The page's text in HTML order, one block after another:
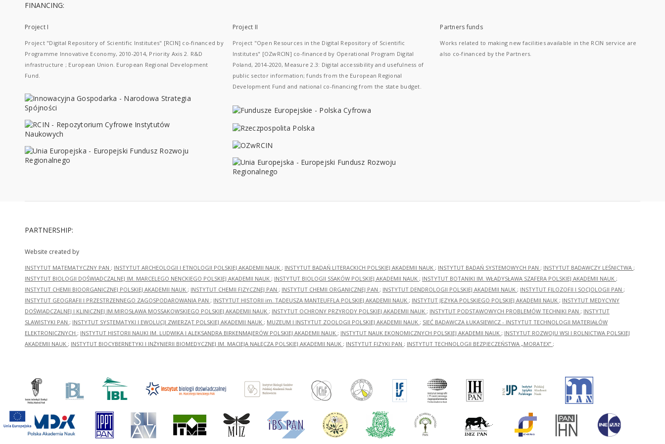
FINANCING:
Project I
Project "Digital Repository of Scientific Institutes" [RCIN] co-financed by
Programme Innovative Economy, 2010-2014, Priority Axis 2. R&D
infrastructure ; European Union. European Regional Development
Fund.
Project II
Project "Open Resources in the Digital Repository of Scientific
Institutes" [OZwRCIN] co-financed by Operational Program Digital
Poland, 2014-2020, Measure 2.3: Digital accessibility and usefulness of
public sector information; funds from the European Regional
Development Fund and national co-financing from the state budget.
Partners funds
Works related to making new facilities available in the RCIN service are
also co-financed by the Partners.
PARTNERSHIP:
Website created by
INSTYTUT MATEMATYCZNY PAN ; INSTYTUT ARCHEOLOGII I ETNOLOGII POLSKIEJ AKADEMII NAUK ; INSTYTUT BADAŃ LITERACKICH POLSKIEJ AKADEMII NAUK ; INSTYTUT BADAŃ SYSTEMOWYCH PAN ; INSTYTUT BADAWCZY LEŚNICTWA ;
INSTYTUT BIOLOGII DOŚWIADCZALNEJ IM. MARCELEGO NENCKIEGO POLSKIEJ AKADEMII NAUK ; INSTYTUT BIOLOGII SSAKÓW POLSKIEJ AKADEMII NAUK ; INSTYTUT BOTANIKI IM. WŁADYSŁAWA SZAFERA POLSKIEJ AKADEMII NAUK ;
INSTYTUT CHEMII BIOORGANICZNEJ POLSKIEJ AKADEMII NAUK ; INSTYTUT CHEMII FIZYCZNEJ PAN ; INSTYTUT CHEMII ORGANICZNEJ PAN ; INSTYTUT DENDROLOGII POLSKIEJ AKADEMII NAUK ; INSTYTUT FILOZOFII I SOCJOLOGII PAN ;
INSTYTUT GEOGRAFII I PRZESTRZENNEGO ZAGOSPODAROWANIA PAN ; INSTYTUT HISTORII im. TADEUSZA MANTEUFFLA POLSKIEJ AKADEMII NAUK ; INSTYTUT JĘZYKA POLSKIEGO POLSKIEJ AKADEMII NAUK ; INSTYTUT MEDYCYNY
DOŚWIADCZALNEJ I KLINICZNEJ IM.MIROSŁAWA MOSSAKOWSKIEGO POLSKIEJ AKADEMII NAUK ; INSTYTUT OCHRONY PRZYRODY POLSKIEJ AKADEMII NAUK ; INSTYTUT PODSTAWOWYCH PROBLEMÓW TECHNIKI PAN ; INSTYTUT
SLAWISTYKI PAN ; INSTYTUT SYSTEMATYKI I EWOLUCJI ZWIERZĄT POLSKIEJ AKADEMII NAUK ; MUZEUM I INSTYTUT ZOOLOGII POLSKIEJ AKADEMII NAUK ; SIEĆ BADAWCZA ŁUKASIEWICZ - INSTYTUT TECHNOLOGII MATERIAŁÓW
ELEKTRONICZNYCH ; INSTYTUT HISTORII NAUKI IM. LUDWIKA I ALEKSANDRA BIRKENMAJERÓW POLSKIEJ AKADEMII NAUK ; INSTYTUT NAUK EKONOMICZNYCH POLSKIEJ AKADEMII NAUK ; INSTYTUT ROZWOJU WSI I ROLNICTWA POLSKIEJ
AKADEMII NAUK ; INSTYTUT BIOCYBERNETYKI I INŻYNIERII BIOMEDYCZNEJ IM. MACIEJA NAŁĘCZA POLSKIEJ AKADEMII NAUK ; INSTYTUT FIZYKI PAN ; INSTYTUT TECHNOLOGII BEZPIECZEŃSTWA „MORATEX” ;